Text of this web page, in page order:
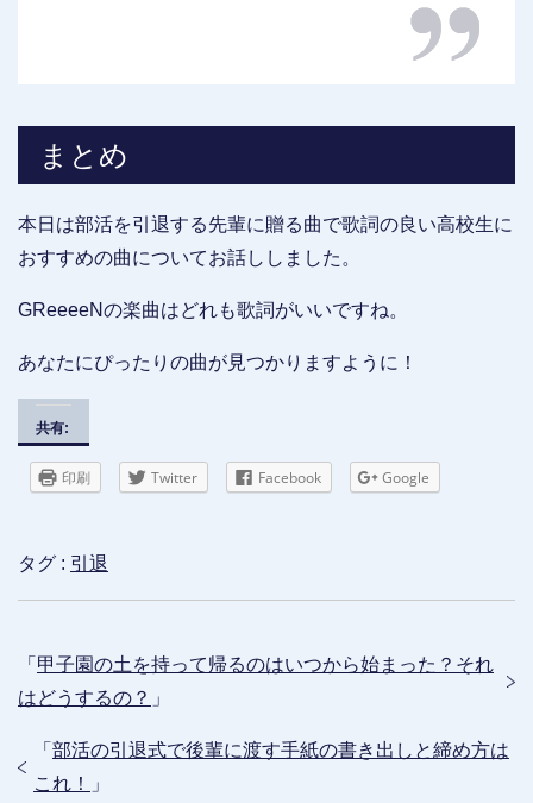
まとめ
本日は部活を引退する先輩に贈る曲で歌詞の良い高校生に
おすすめの曲についてお話ししました。
GReeeeNの楽曲はどれも歌詞がいいですね。
あなたにぴったりの曲が見つかりますように！
共有:
印刷 Twitter Facebook Google
タグ : 引退
「 甲子園の土を持って帰るのはいつから始まった？それ
はどうするの？ 」
「 部活の引退式で後輩に渡す手紙の書き出しと締め方は
これ！
」